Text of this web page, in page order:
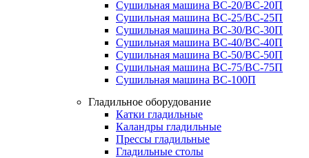
Сушильная машина ВС-20/ВС-20П
Сушильная машина ВС-25/ВС-25П
Сушильная машина ВС-30/ВС-30П
Сушильная машина ВС-40/ВС-40П
Сушильная машина ВС-50/ВС-50П
Сушильная машина ВС-75/ВС-75П
Сушильная машина ВС-100П
Гладильное оборудование
Катки гладильные
Каландры гладильные
Прессы гладильные
Гладильные столы